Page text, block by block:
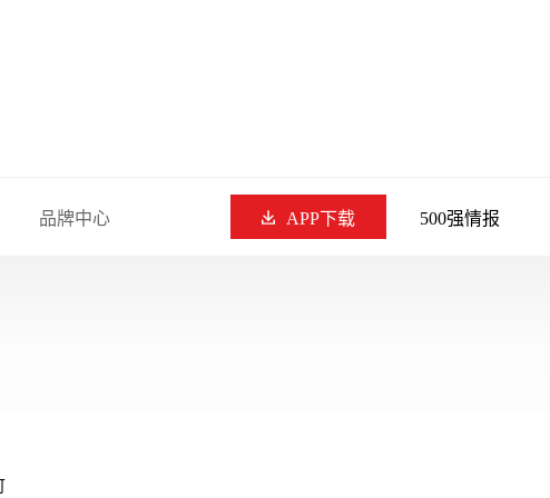
品牌中心 APP下载 500强情报